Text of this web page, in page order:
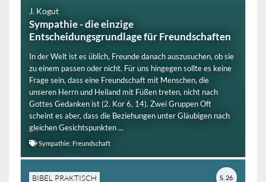
J. Kogut
Sympathie - die einzige
Entscheidungsgrundlage für Freundschaften
In der Welt ist es üblich, Freunde danach auszusuchen, ob sie
zu einem passen oder nicht. Für uns hingegen sollte es keine
Frage sein, dass eine Freundschaft mit Menschen, die
unseren Herrn und Heiland mit Füßen treten, nicht nach
Gottes Gedanken ist (2. Kor 6, 14). Zwei Gruppen Oft
scheint es aber, dass die Beziehungen unter Gläubigen nach
gleichen Gesichtspunkten ...
Sympathie; Freundschaft
BIBEL PRAKTISCH S. 26